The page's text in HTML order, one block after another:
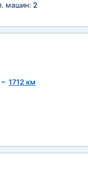
машин: 2
~ 1712 км